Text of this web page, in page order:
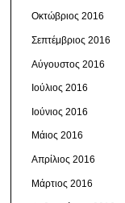
Οκτώβριος 2016
Σεπτέμβριος 2016
Αύγουστος 2016
Ιούλιος 2016
Ιούνιος 2016
Μάιος 2016
Απρίλιος 2016
Μάρτιος 2016